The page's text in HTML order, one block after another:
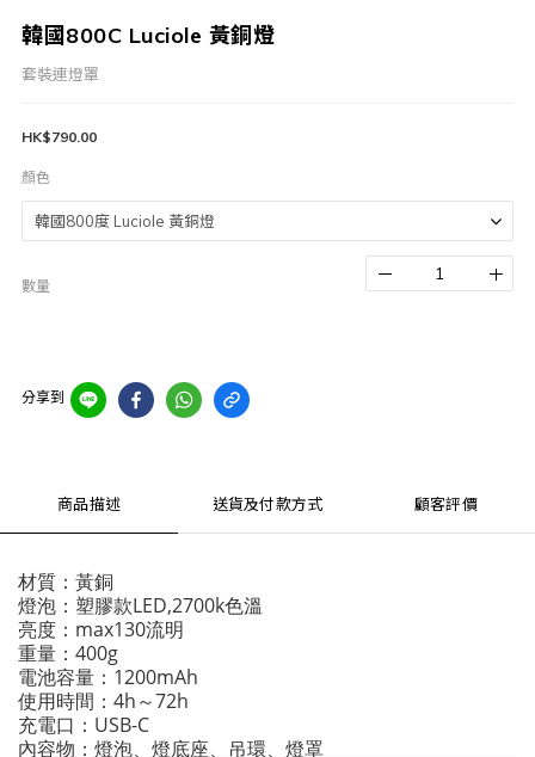
韓國800C Luciole 黃銅燈
套裝連燈罩
HK$790.00
顏色
數量
分享到
商品描述 送貨及付款方式 顧客評價
材質：黃銅
燈泡：塑膠款LED,2700k色溫
亮度：max130流明
重量：400g
電池容量：1200mAh
使用時間：4h～72h
充電口：USB-C
內容物：燈泡、燈底座、吊環、燈罩